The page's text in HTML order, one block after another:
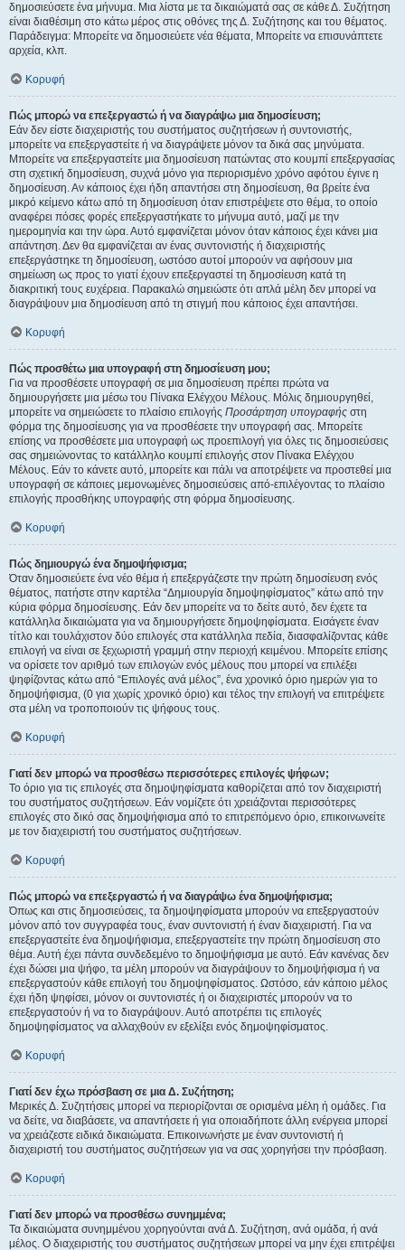
δημοσιεύσετε ένα μήνυμα. Μια λίστα με τα δικαιώματά σας σε κάθε Δ. Συζήτηση
είναι διαθέσιμη στο κάτω μέρος στις οθόνες της Δ. Συζήτησης και του θέματος.
Παράδειγμα: Μπορείτε να δημοσιεύετε νέα θέματα, Μπορείτε να επισυνάπτετε
αρχεία, κλπ.
Κορυφή
Πώς μπορώ να επεξεργαστώ ή να διαγράψω μια δημοσίευση;
Εάν δεν είστε διαχειριστής του συστήματος συζητήσεων ή συντονιστής,
μπορείτε να επεξεργαστείτε ή να διαγράψετε μόνον τα δικά σας μηνύματα.
Μπορείτε να επεξεργαστείτε μια δημοσίευση πατώντας στο κουμπί επεξεργασίας
στη σχετική δημοσίευση, συχνά μόνο για περιορισμένο χρόνο αφότου έγινε η
δημοσίευση. Αν κάποιος έχει ήδη απαντήσει στη δημοσίευση, θα βρείτε ένα
μικρό κείμενο κάτω από τη δημοσίευση όταν επιστρέψετε στο θέμα, το οποίο
αναφέρει πόσες φορές επεξεργαστήκατε το μήνυμα αυτό, μαζί με την
ημερομηνία και την ώρα. Αυτό εμφανίζεται μόνον όταν κάποιος έχει κάνει μια
απάντηση. Δεν θα εμφανίζεται αν ένας συντονιστής ή διαχειριστής
επεξεργάστηκε τη δημοσίευση, ωστόσο αυτοί μπορούν να αφήσουν μια
σημείωση ως προς το γιατί έχουν επεξεργαστεί τη δημοσίευση κατά τη
διακριτική τους ευχέρεια. Παρακαλώ σημειώστε ότι απλά μέλη δεν μπορεί να
διαγράψουν μια δημοσίευση από τη στιγμή που κάποιος έχει απαντήσει.
Κορυφή
Πώς προσθέτω μια υπογραφή στη δημοσίευση μου;
Για να προσθέσετε υπογραφή σε μια δημοσίευση πρέπει πρώτα να
δημιουργήσετε μια μέσω του Πίνακα Ελέγχου Μέλους. Μόλις δημιουργηθεί,
μπορείτε να σημειώσετε το πλαίσιο επιλογής Προσάρτηση υπογραφής στη
φόρμα της δημοσίευσης για να προσθέσετε την υπογραφή σας. Μπορείτε
επίσης να προσθέσετε μια υπογραφή ως προεπιλογή για όλες τις δημοσιεύσεις
σας σημειώνοντας το κατάλληλο κουμπί επιλογής στον Πίνακα Ελέγχου
Μέλους. Εάν το κάνετε αυτό, μπορείτε και πάλι να αποτρέψετε να προστεθεί μια
υπογραφή σε κάποιες μεμονωμένες δημοσιεύσεις από-επιλέγοντας το πλαίσιο
επιλογής προσθήκης υπογραφής στη φόρμα δημοσίευσης.
Κορυφή
Πώς δημιουργώ ένα δημοψήφισμα;
Όταν δημοσιεύετε ένα νέο θέμα ή επεξεργάζεστε την πρώτη δημοσίευση ενός
θέματος, πατήστε στην καρτέλα “Δημιουργία δημοψηφίσματος” κάτω από την
κύρια φόρμα δημοσίευσης. Εάν δεν μπορείτε να το δείτε αυτό, δεν έχετε τα
κατάλληλα δικαιώματα για να δημιουργήσετε δημοψηφίσματα. Εισάγετε έναν
τίτλο και τουλάχιστον δύο επιλογές στα κατάλληλα πεδία, διασφαλίζοντας κάθε
επιλογή να είναι σε ξεχωριστή γραμμή στην περιοχή κειμένου. Μπορείτε επίσης
να ορίσετε τον αριθμό των επιλογών ενός μέλους που μπορεί να επιλέξει
ψηφίζοντας κάτω από “Επιλογές ανά μέλος”, ένα χρονικό όριο ημερών για το
δημοψήφισμα, (0 για χωρίς χρονικό όριο) και τέλος την επιλογή να επιτρέψετε
στα μέλη να τροποποιούν τις ψήφους τους.
Κορυφή
Γιατί δεν μπορώ να προσθέσω περισσότερες επιλογές ψήφων;
Το όριο για τις επιλογές στα δημοψηφίσματα καθορίζεται από τον διαχειριστή
του συστήματος συζητήσεων. Εάν νομίζετε ότι χρειάζονται περισσότερες
επιλογές στο δικό σας δημοψήφισμα από το επιτρεπόμενο όριο, επικοινωνείτε
με τον διαχειριστή του συστήματος συζητήσεων.
Κορυφή
Πώς μπορώ να επεξεργαστώ ή να διαγράψω ένα δημοψήφισμα;
Όπως και στις δημοσιεύσεις, τα δημοψηφίσματα μπορούν να επεξεργαστούν
μόνον από τον συγγραφέα τους, έναν συντονιστή ή έναν διαχειριστή. Για να
επεξεργαστείτε ένα δημοψήφισμα, επεξεργαστείτε την πρώτη δημοσίευση στο
θέμα. Αυτή έχει πάντα συνδεδεμένο το δημοψήφισμα με αυτό. Εάν κανένας δεν
έχει δώσει μια ψήφο, τα μέλη μπορούν να διαγράψουν το δημοψήφισμα ή να
επεξεργαστούν κάθε επιλογή του δημοψηφίσματος. Ωστόσο, εάν κάποιο μέλος
έχει ήδη ψηφίσει, μόνον οι συντονιστές ή οι διαχειριστές μπορούν να το
επεξεργαστούν ή να το διαγράψουν. Αυτό αποτρέπει τις επιλογές
δημοψηφίσματος να αλλαχθούν εν εξελίξει ενός δημοψηφίσματος.
Κορυφή
Γιατί δεν έχω πρόσβαση σε μια Δ. Συζήτηση;
Μερικές Δ. Συζητήσεις μπορεί να περιορίζονται σε ορισμένα μέλη ή ομάδες. Για
να δείτε, να διαβάσετε, να απαντήσετε ή για οποιαδήποτε άλλη ενέργεια μπορεί
να χρειάζεστε ειδικά δικαιώματα. Επικοινωνήστε με έναν συντονιστή ή
διαχειριστή του συστήματος συζητήσεων για να σας χορηγήσει την πρόσβαση.
Κορυφή
Γιατί δεν μπορώ να προσθέσω συνημμένα;
Τα δικαιώματα συνημμένου χορηγούνται ανά Δ. Συζήτηση, ανά ομάδα, ή ανά
μέλος. Ο διαχειριστής του συστήματος συζητήσεων μπορεί να μην έχει επιτρέψει